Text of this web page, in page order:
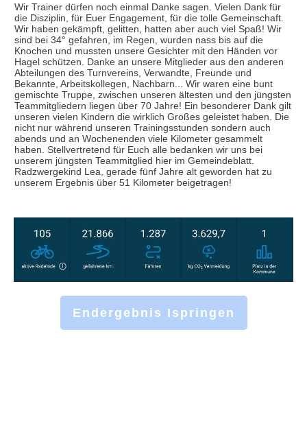
Wir Trainer dürfen noch einmal Danke sagen. Vielen Dank für
die Disziplin, für Euer Engagement, für die tolle Gemeinschaft.
Wir haben gekämpft, gelitten, hatten aber auch viel Spaß! Wir
sind bei 34° gefahren, im Regen, wurden nass bis auf die
Knochen und mussten unsere Gesichter mit den Händen vor
Hagel schützen. Danke an unsere Mitglieder aus den anderen
Abteilungen des Turnvereins, Verwandte, Freunde und
Bekannte, Arbeitskollegen, Nachbarn... Wir waren eine bunt
gemischte Truppe, zwischen unseren ältesten und den jüngsten
Teammitgliedern liegen über 70 Jahre! Ein besonderer Dank gilt
unseren vielen Kindern die wirklich Großes geleistet haben. Die
nicht nur während unseren Trainingsstunden sondern auch
abends und an Wochenenden viele Kilometer gesammelt
haben. Stellvertretend für Euch alle bedanken wir uns bei
unserem jüngsten Teammitglied hier im Gemeindeblatt.
Radzwergekind Lea, gerade fünf Jahre alt geworden hat zu
unserem Ergebnis über 51 Kilometer beigetragen!
Endergebnis Ispringen